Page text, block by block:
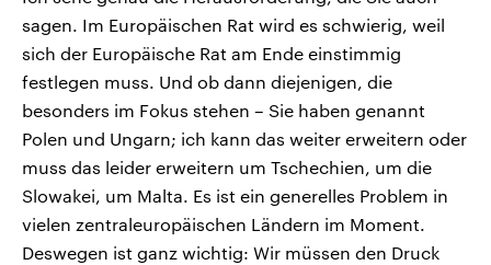
sagen. Im Europäischen Rat wird es schwierig, weil
sich der Europäische Rat am Ende einstimmig
festlegen muss. Und ob dann diejenigen, die
besonders im Fokus stehen – Sie haben genannt
Polen und Ungarn; ich kann das weiter erweitern oder
muss das leider erweitern um Tschechien, um die
Slowakei, um Malta. Es ist ein generelles Problem in
vielen zentraleuropäischen Ländern im Moment.
Deswegen ist ganz wichtig: Wir müssen den Druck